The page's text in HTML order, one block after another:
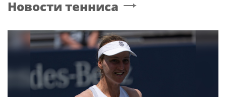
в этом году
России джазового вуза
Новости тенниса